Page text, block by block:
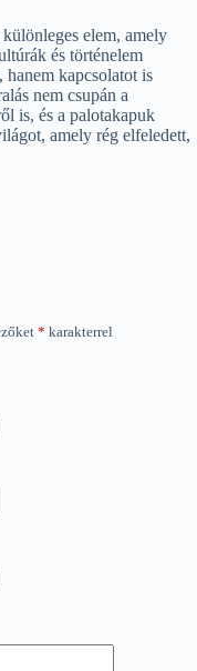
elem, amely
és történelem
hanem kapcsolatot is
nem csupán a
is, és a palotakapuk
amely rég elfeledett,
* karakterrel